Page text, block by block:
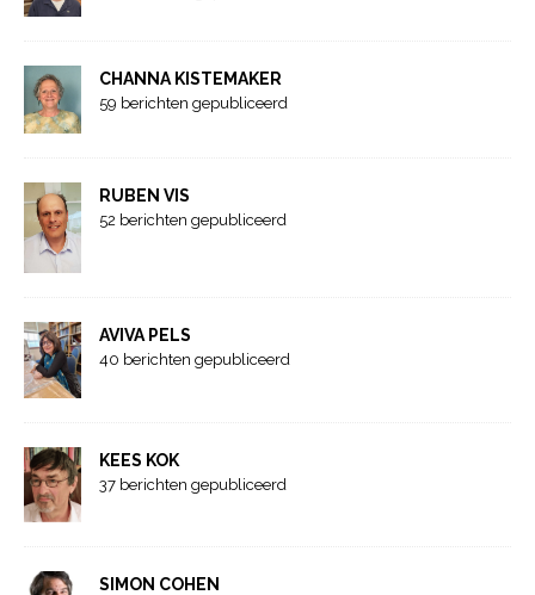
CHANNA KISTEMAKER
59 berichten gepubliceerd
RUBEN VIS
52 berichten gepubliceerd
AVIVA PELS
40 berichten gepubliceerd
KEES KOK
37 berichten gepubliceerd
SIMON COHEN